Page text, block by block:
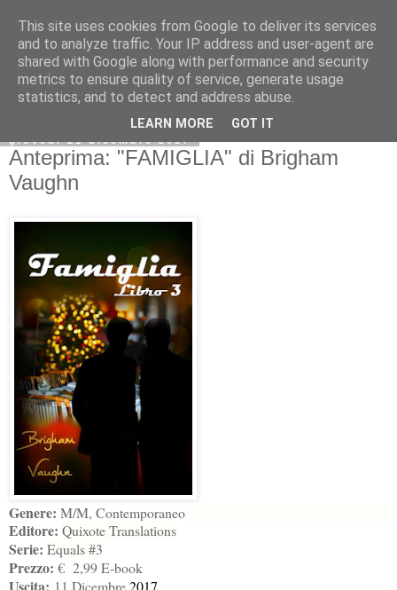
giovedì 21 dicembre 2017
Anteprima: "FAMIGLIA" di Brigham
Vaughn
Genere: M/M, Contemporaneo
Editore: Quixote Translations
Serie: Equals #3
Prezzo: € 2,99 E-book
Uscita: 11 Dicembre2017
This site uses cookies from Google to deliver its services
and to analyze traffic. Your IP address and user-agent are
shared with Google along with performance and security
metrics to ensure quality of service, generate usage
statistics, and to detect and address abuse.
LEARN MORE GOT IT